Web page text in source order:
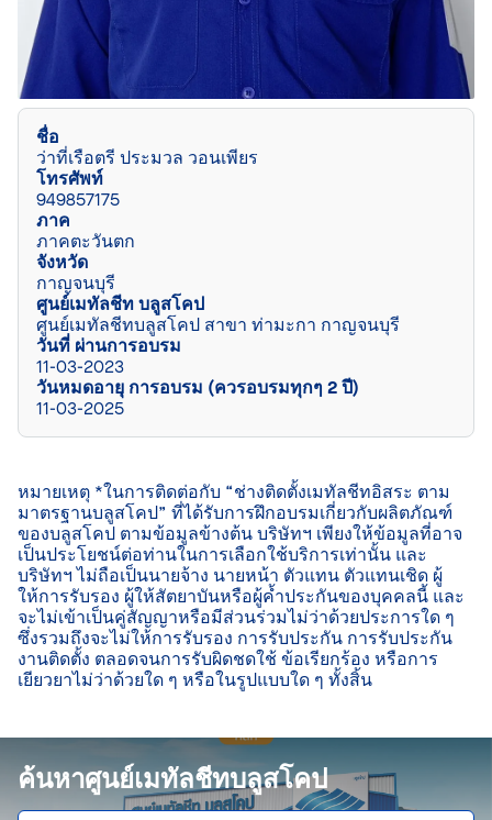
ชื่อ
ว่าที่เรือตรี ประมวล วอนเพียร
โทรศัพท์
949857175
ภาค
ภาคตะวันตก
จังหวัด
กาญจนบุรี
ศูนย์เมทัลชีท บลูสโคป
ศูนย์เมทัลชีทบลูสโคป สาขา ท่ามะกา กาญจนบุรี
วันที่ ผ่านการอบรม
11-03-2023
วันหมดอายุ การอบรม (ควรอบรมทุกๆ 2 ปี)
11-03-2025
หมายเหตุ *ในการติดต่อกับ “ช่างติดตั้งเมทัลชีทอิสระ ตาม
มาตรฐานบลูสโคป” ที่ได้รับการฝึกอบรมเกี่ยวกับผลิตภัณฑ์
ของบลูสโคป ตามข้อมูลข้างต้น บริษัทฯ เพียงให้ข้อมูลที่อาจ
เป็นประโยชน์ต่อท่านในการเลือกใช้บริการเท่านั้น และ
บริษัทฯ ไม่ถือเป็นนายจ้าง นายหน้า ตัวแทน ตัวแทนเชิด ผู้
ให้การรับรอง ผู้ให้สัตยาบันหรือผู้ค้ำประกันของบุคคลนี้ และ
จะไม่เข้าเป็นคู่สัญญาหรือมีส่วนร่วมไม่ว่าด้วยประการใด ๆ
ซึ่งรวมถึงจะไม่ให้การรับรอง การรับประกัน การรับประกัน
งานติดตั้ง ตลอดจนการรับผิดชดใช้ ข้อเรียกร้อง หรือการ
เยียวยาไม่ว่าด้วยใด ๆ หรือในรูปแบบใด ๆ ทั้งสิ้น
ค้นหาศูนย์เมทัลชีทบลูสโคป